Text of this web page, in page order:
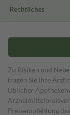
Rechtliches
Zu Risiken und
fragen Sie Ihre
Üblicher
Preisempfehlung